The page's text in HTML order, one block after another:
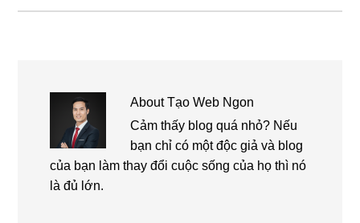
AboutTạo Web Ngon
Cảm thấy blog quá nhỏ? Nếu
bạn chỉ có một độc giả và blog
của bạn làm thay đổi cuộc sống của họ thì nó
là đủ lớn.